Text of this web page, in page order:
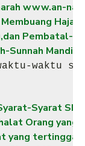
www.an-
Pembatal-
Sunnah
waktu
Syarat
Orang yang
yang